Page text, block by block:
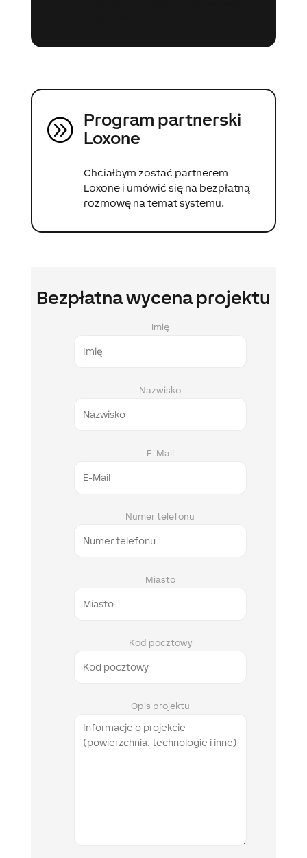
A Program partnerski
Loxone
Chciałbym zostać partnerem
Loxone i umówić się na bezpłatną
rozmowę na temat systemu.
Bezpłatna wycena projektu
Imię
Nazwisko
E-Mail
Numer telefonu
Miasto
Kod pocztowy
Opis projektu